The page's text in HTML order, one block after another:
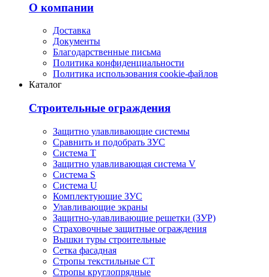
О компании
Доставка
Документы
Благодарственные письма
Политика конфиденциальности
Политика использования cookie-файлов
Каталог
Строительные ограждения
Защитно улавливающие системы
Сравнить и подобрать ЗУС
Система Т
Защитно улавливающая система V
Система S
Система U
Комплектующие ЗУС
Улавливающие экраны
Защитно-улавливающие решетки (ЗУР)
Страховочные защитные ограждения
Вышки туры строительные
Сетка фасадная
Стропы текстильные СТ
Cтропы круглопрядные